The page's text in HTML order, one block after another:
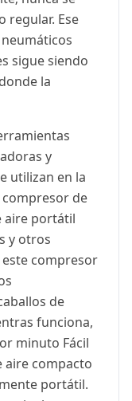
regular. Ese
sigue siendo
la
y
utilizan en la
de
aire portátil
y otros
compresor
de
funciona,
minuto Fácil
aire compacto
portátil.